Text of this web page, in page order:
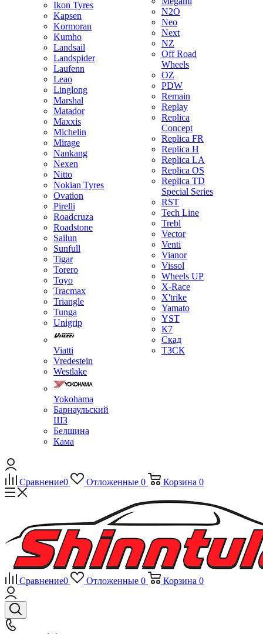
Ikon Tyres
Kapsen
Kormoran
Kumho
Landsail
Landspider
Laufenn
Leao
Linglong
Marshal
Matador
Maxxis
Michelin
Mirage
Nankang
Nexen
Nitto
Nokian Tyres
Ovation
Pirelli
Roadcruza
Roadstone
Sailun
Sunfull
Tigar
Torero
Toyo
Tracmax
Triangle
Tunga
Unigrip
Viatti
Vredestein
Westlake
Yokohama
Барнаульский
ШЗ
Белшина
Кама
N2O
Neo
Next
NZ
Off Road
Wheels
OZ
PDW
Remain
Replay
Replica
Concept
Replica FR
Replica H
Replica LA
Replica OS
Replica TD
Special Series
RST
Tech Line
Trebl
Vector
Venti
Vianor
Vissol
Wheels UP
X-Race
X'trike
Yamato
YST
К7
Скад
ТЗСК
Сравнение0 Отложенные 0 Корзина 0
Сравнение0 Отложенные 0 Корзина 0